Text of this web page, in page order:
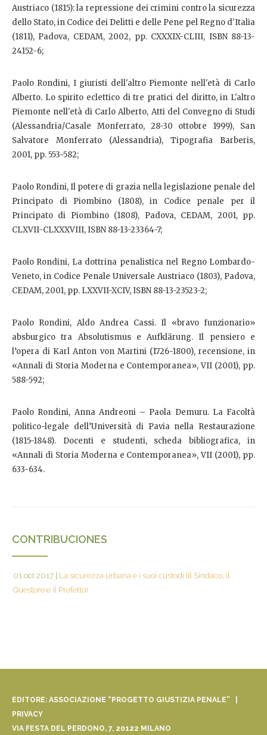
Austriaco (1815): la repressione dei crimini contro la sicurezza
dello Stato, in Codice dei Delitti e delle Pene pel Regno d'Italia
(1811), Padova, CEDAM, 2002, pp. CXXXIX-CLIII, ISBN 88-13-
24152-6;
Paolo Rondini, I giuristi dell'altro Piemonte nell'età di Carlo
Alberto. Lo spirito eclettico di tre pratici del diritto, in L'altro
Piemonte nell'età di Carlo Alberto, Atti del Convegno di Studi
(Alessandria/Casale Monferrato, 28-30 ottobre 1999), San
Salvatore Monferrato (Alessandria), Tipografia Barberis,
2001, pp. 553-582;
Paolo Rondini, Il potere di grazia nella legislazione penale del
Principato di Piombino (1808), in Codice penale per il
Principato di Piombino (1808), Padova, CEDAM, 2001, pp.
CLXVII-CLXXXVIII, ISBN 88-13-23364-7;
Paolo Rondini, La dottrina penalistica nel Regno Lombardo-
Veneto, in Codice Penale Universale Austriaco (1803), Padova,
CEDAM, 2001, pp. LXXVII-XCIV, ISBN 88-13-23523-2;
Paolo Rondini, Aldo Andrea Cassi. Il «bravo funzionario»
absburgico tra Absolutismus e Aufklärung. Il pensiero e
l’opera di Karl Anton von Martini (1726-1800), recensione, in
«Annali di Storia Moderna e Contemporanea», VII (2001), pp.
588-592;
Paolo Rondini, Anna Andreoni – Paola Demuru. La Facoltà
politico-legale dell’Università di Pavia nella Restaurazione
(1815-1848). Docenti e studenti, scheda bibliografica, in
«Annali di Storia Moderna e Contemporanea», VII (2001), pp.
633-634.
CONTRIBUCIONES
01 oct 2017
La sicurezza urbana e i suoi custodi (il Sindaco, il
Questore e il Prefetto)
EDITORE: ASSOCIAZIONE “PROGETTO GIUSTIZIA PENALE” |
PRIVACY
VIA FESTA DEL PERDONO, 7, 20122 MILANO